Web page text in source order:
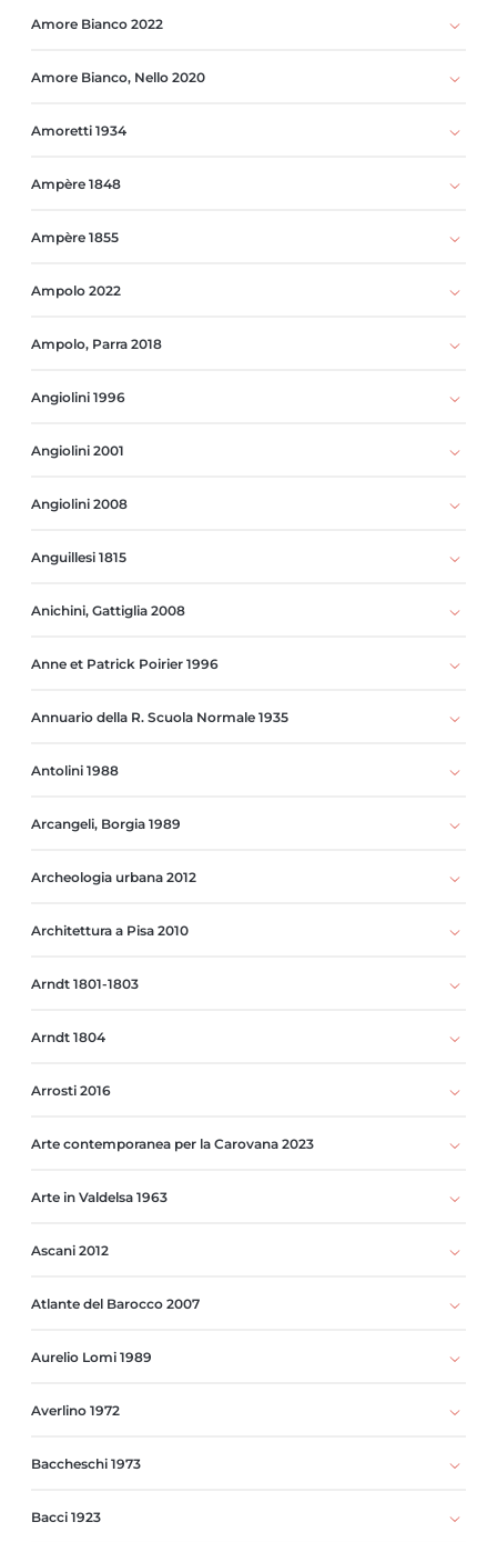
Amore Bianco 2022
Amore Bianco, Nello 2020
Amoretti 1934
Ampère 1848
Ampère 1855
Ampolo 2022
Ampolo, Parra 2018
Angiolini 1996
Angiolini 2001
Angiolini 2008
Anguillesi 1815
Anichini, Gattiglia 2008
Anne et Patrick Poirier 1996
Annuario della R. Scuola Normale 1935
Antolini 1988
Arcangeli, Borgia 1989
Archeologia urbana 2012
Architettura a Pisa 2010
Arndt 1801-1803
Arndt 1804
Arrosti 2016
Arte contemporanea per la Carovana 2023
Arte in Valdelsa 1963
Ascani 2012
Atlante del Barocco 2007
Aurelio Lomi 1989
Averlino 1972
Baccheschi 1973
Bacci 1923